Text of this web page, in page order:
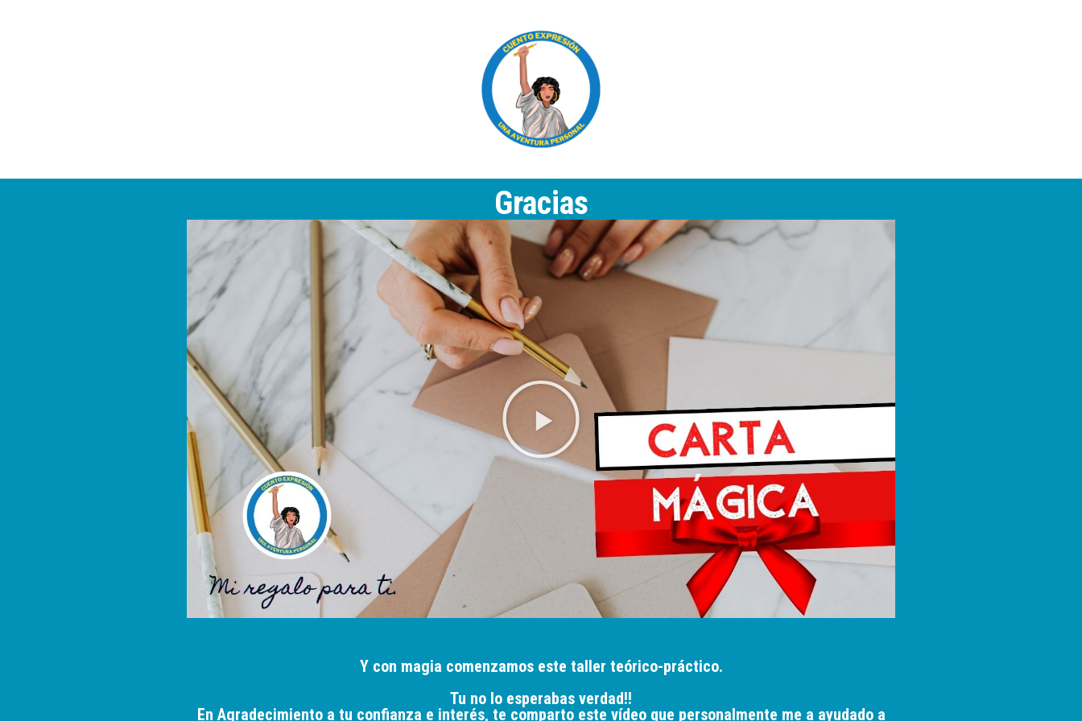
Gracias
Y con magia comenzamos este taller teórico-práctico.
Tu no lo esperabas verdad!!
En Agradecimiento a tu confianza e interés, te comparto este vídeo que personalmente me a ayudado a